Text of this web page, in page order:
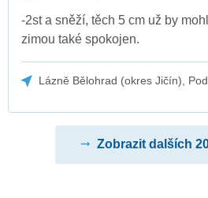
-2st a sněží, těch 5 cm už by
zimou také spokojen.
Lázně Bělohrad (okres Jičín),
Zobrazit dalších